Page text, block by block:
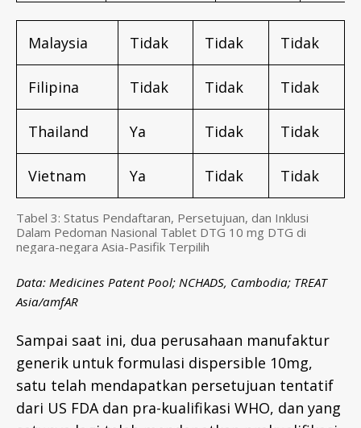
Malaysia Tidak Tidak Tidak
Filipina Tidak Tidak Tidak
Thailand Ya Tidak Tidak
Vietnam Ya Tidak Tidak
Tabel 3: Status Pendaftaran, Persetujuan, dan Inklusi
Dalam Pedoman Nasional Tablet DTG 10 mg DTG di
negara-negara Asia-Pasifik Terpilih
Data: Medicines Patent Pool; NCHADS, Cambodia; TREAT
Asia/amfAR
Sampai saat ini, dua perusahaan manufaktur
generik untuk formulasi dispersible 10mg,
satu telah mendapatkan persetujuan tentatif
dari US FDA dan pra-kualifikasi WHO, dan yang